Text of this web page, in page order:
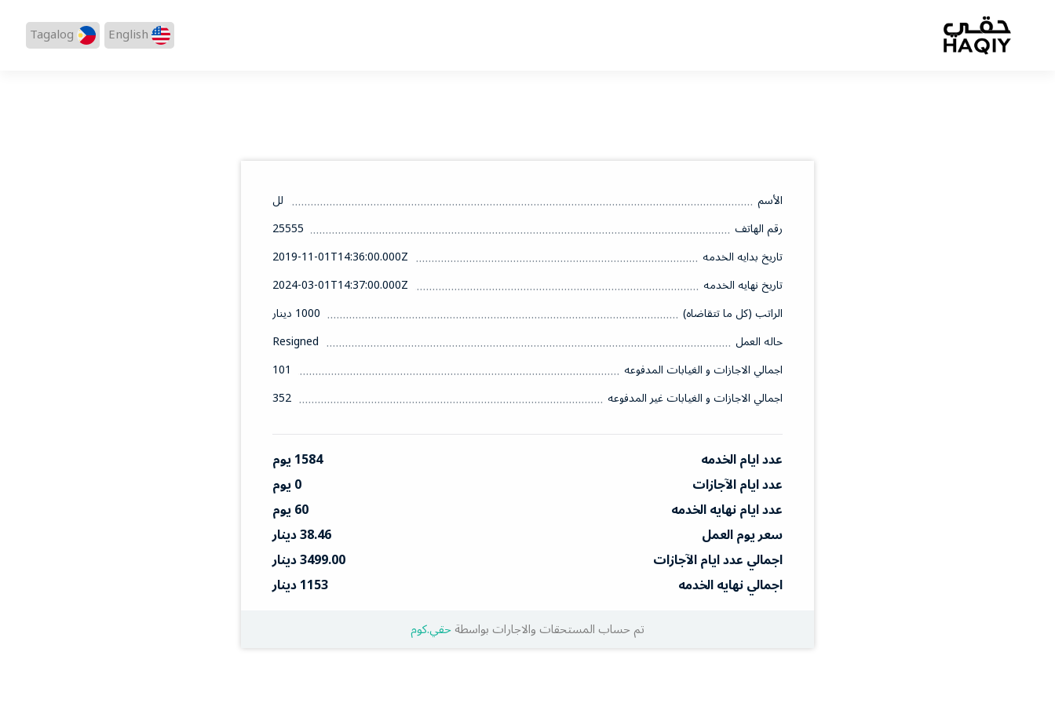
English
Tagalog
الأسم
لل
رقم الهاتف
25555
تاريخ بدايه الخدمه
2019-11-01T14:36:00.000Z
تاريخ نهايه الخدمه
2024-03-01T14:37:00.000Z
الراتب (كل ما تتقاضاه)
1000 دينار
حاله العمل
Resigned
اجمالي الاجازات و الغيابات المدفوعه
101
اجمالي الاجازات و الغيابات غير المدفوعه
352
عدد ايام الخدمه
1584 يوم
عدد ايام الآجازات
0 يوم
عدد ايام نهايه الخدمه
60 يوم
سعر يوم العمل
38.46 دينار
اجمالي عدد ايام الآجازات
3499.00 دينار
اجمالي نهايه الخدمه
1153 دينار
تم حساب المستحقات والاجارات بواسطةحقي.كوم